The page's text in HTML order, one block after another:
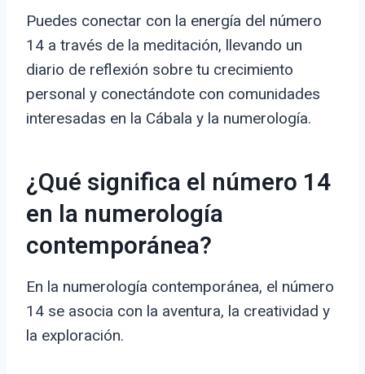
Puedes conectar con la energía del número
14 a través de la meditación, llevando un
diario de reflexión sobre tu crecimiento
personal y conectándote con comunidades
interesadas en la Cábala y la numerología.
¿Qué significa el número 14
en la numerología
contemporánea?
En la numerología contemporánea, el número
14 se asocia con la aventura, la creatividad y
la exploración.